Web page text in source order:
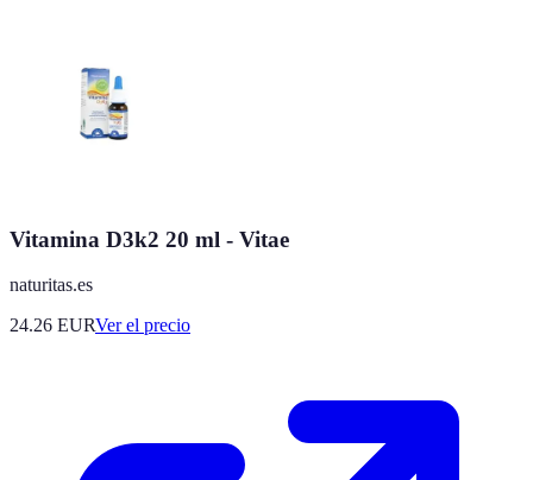
Vitamina D3k2 20 ml - Vitae
naturitas.es
24.26 EURVer el precio